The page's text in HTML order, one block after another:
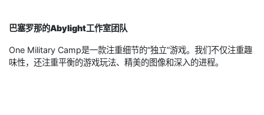
巴塞罗那的Abylight工作室团队
One Military Camp是一款注重细节的“独立”游戏。我们不仅注重趣
味性，还注重平衡的游戏玩法、精美的图像和深入的进程。